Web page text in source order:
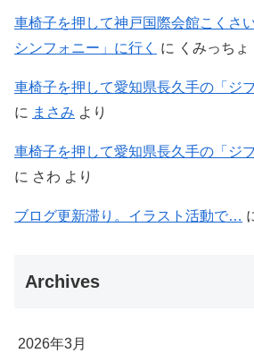
車椅子を押して神戸国際会館こくさ
シンフォニー」に行く
に くみっちょ
車椅子を押して愛知県長久手の「ジ
に まさみ より
車椅子を押して愛知県長久手の「ジ
に さわ より
ブログ更新滞り。イラスト活動で…
Archives
2026年3月